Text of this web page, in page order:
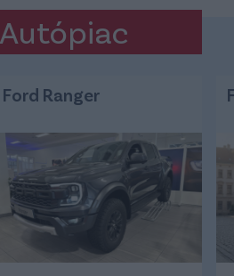
Autópiac
Ford Ranger